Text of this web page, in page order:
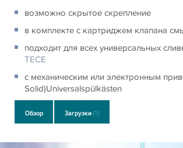
возможно скрытое скрепление
в комплекте с картриджем клапана
подходит для всех универсальных
TECE
с механическим или электронным
Solid)Universalspülkästen
Обзор Загрузки(1)